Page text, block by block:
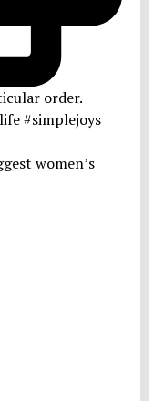
women’s